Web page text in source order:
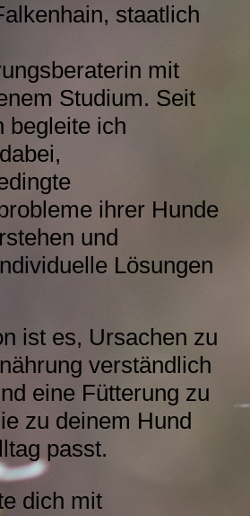
staatlich
mit
Studium. Seit
begleite ich
ihrer Hunde
und
Lösungen
ist es, Ursachen zu
verständlich
eine Fütterung zu
zu deinem Hund
passt.
dich mit